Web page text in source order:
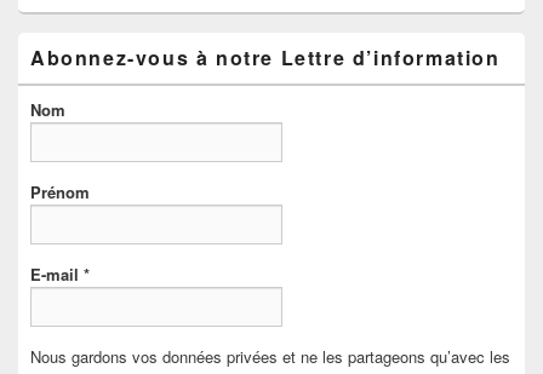
Abonnez-vous à notre Lettre d’information
Nom
Prénom
E-mail *
Nous gardons vos données privées et ne les partageons qu’avec les